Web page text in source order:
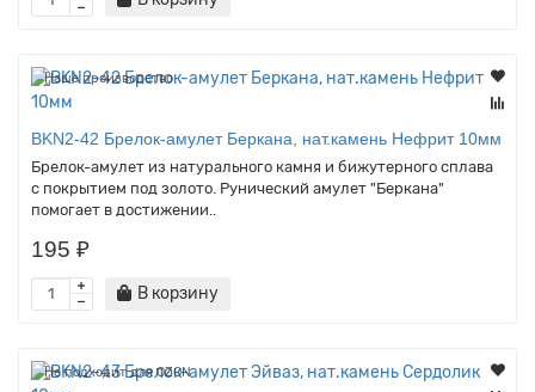
Наше производство
BKN2-42 Брелок-амулет Беркана, нат.камень Нефрит 10мм
Брелок-амулет из натурального камня и бижутерного сплава
с покрытием под золото. Рунический амулет "Беркана"
помогает в достижении..
195 ₽
В корзину
Не подходит для OZON